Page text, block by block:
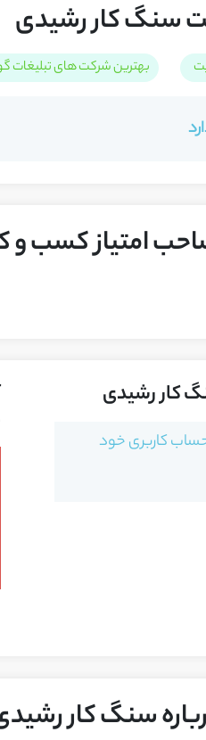
سنگ کار رشیدی
بهترین شرکت های تبلیغات
امتیاز کسب و
کار رشیدی
کاربری خود
سنگ کار